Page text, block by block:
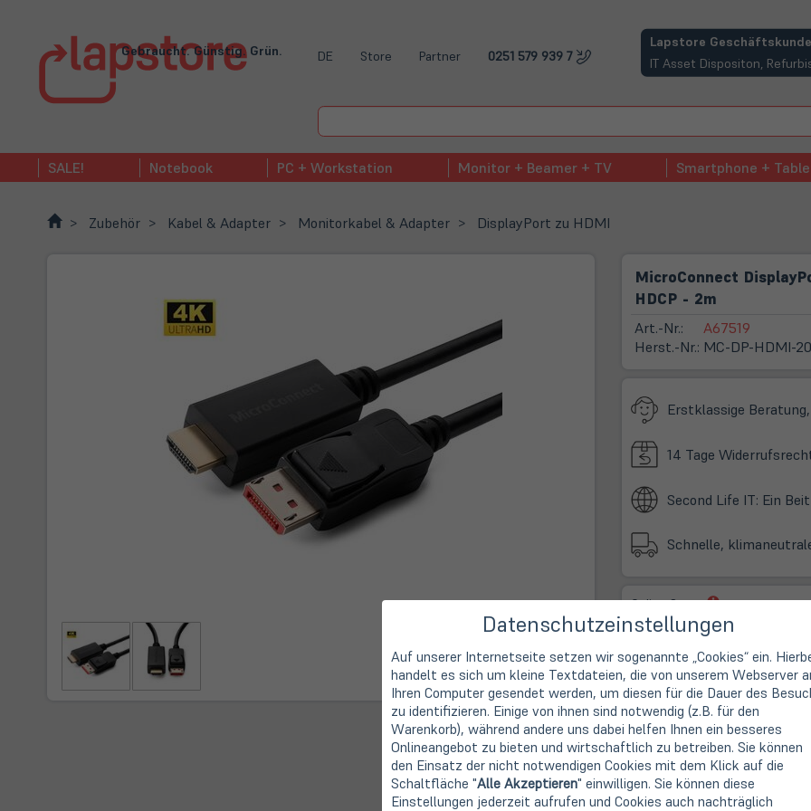
Gebraucht. Günstig. Grün. DE Store Partner 0251 579 939 7
Lapstore
IT Asset Dispositon,
(öffnet in neuem Tab)
SALE! Notebook PC + Workstation Monitor + Beamer + TV Smartphone +
Zubehör Kabel & Adapter Monitorkabel & Adapter DisplayPort zu HDMI
MicroConnect
HDCP - 2m
Art.-Nr.:
Herst.-Nr.:
A67519
MC-DP-HDMI-
Erstklassige
14 Tage
Second Life IT: Ein
Schnelle,
Online Store:
(öffnet
in
neuem
Tab)
Sofort lieferbar
Store Münster am Bült:
(öffnet
in
neuem
Tab)
Sofort abholbereit
Varianten / optischer
3m
16,90 €
Datenschutzeinstellungen
Auf unserer Internetseite setzen wir sogenannte „Cookies“ ein.
handelt es sich um kleine Textdateien, die von unserem Webserver
Ihren Computer gesendet werden, um diesen für die Dauer des
zu identifizieren. Einige von ihnen sind notwendig (z.B. für den
Warenkorb), während andere uns dabei helfen Ihnen ein besseres
Onlineangebot zu bieten und wirtschaftlich zu betreiben. Sie können
den Einsatz der nicht notwendigen Cookies mit dem Klick auf die
Schaltfläche "Alle Akzeptieren" einwilligen. Sie können diese
Einstellungen jederzeit aufrufen und Cookies auch nachträglich